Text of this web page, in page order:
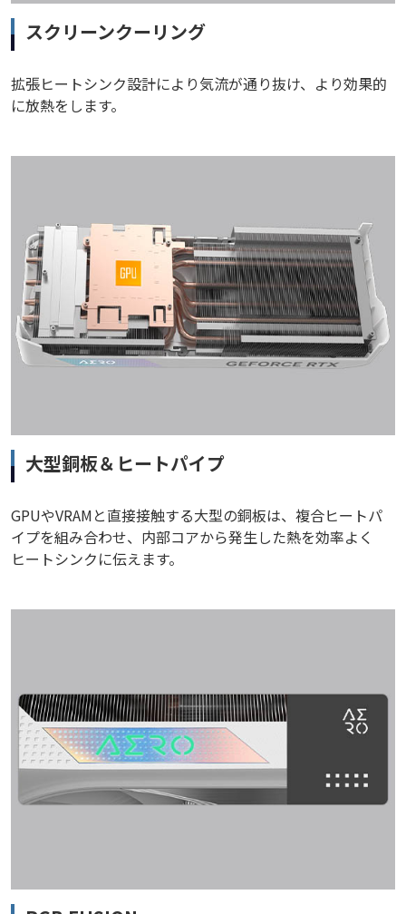
スクリーンクーリング
拡張ヒートシンク設計により気流が通り抜け、より効果的
に放熱をします。
大型銅板＆ヒートパイプ
GPUやVRAMと直接接触する大型の銅板は、複合ヒートパ
イプを組み合わせ、内部コアから発生した熱を効率よく
ヒートシンクに伝えます。